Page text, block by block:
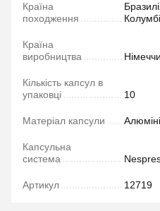
Країна
походження
Країна
виробництва
Кількість капсул в
упаковці
10
Матеріал капсули
Капсульна
система
Артикул 12719